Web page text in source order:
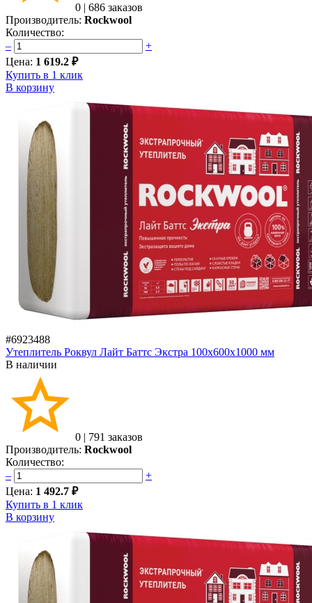
0 | 686 заказов
Производитель: Rockwool
Количество:
–
+
Цена: 1 619.2 ₽
Купить в 1 клик
В корзину
#6923488
Утеплитель Роквул Лайт Баттс Экстра 100х600х1000 мм
В наличии
0 | 791 заказов
Производитель: Rockwool
Количество:
–
+
Цена: 1 492.7 ₽
Купить в 1 клик
В корзину